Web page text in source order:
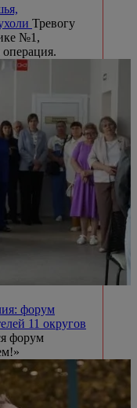
Тревогу
№1,
форум
11 округов
форум